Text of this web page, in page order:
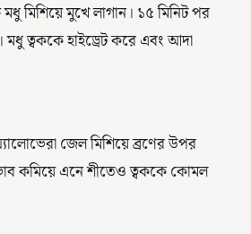
মিশিয়ে মুখে লাগান। ১৫ মিনিট পর
মধু ত্বককে হাইড্রেট করে এবং আদা
জেল মিশিয়ে ব্রণের উপর
কমিয়ে এনে শীতেও ত্বককে কোমল